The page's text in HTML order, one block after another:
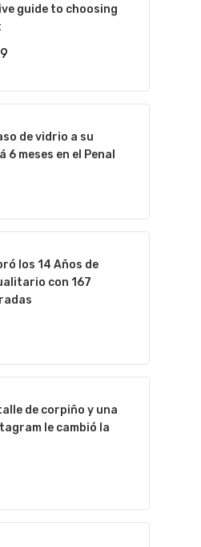
guide to choosing
de vidrio a su
6 meses en el Penal
los 14 Años de
con 167
de corpiño y una
le cambió la